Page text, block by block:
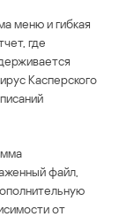
меню и гибкая
где
Касперского
файл,
от